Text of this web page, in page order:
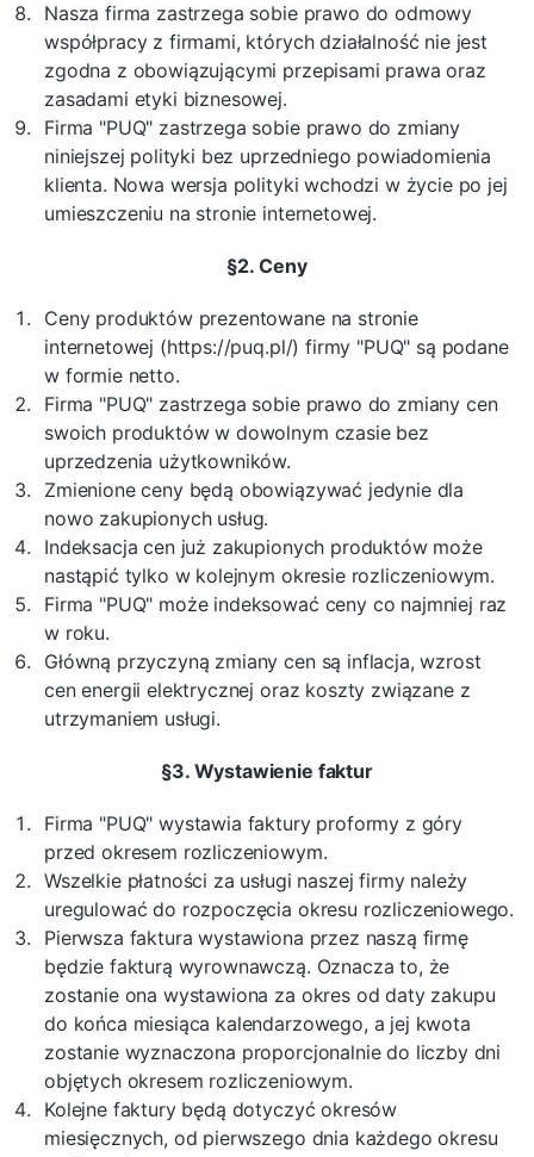
Nasza firma zastrzega sobie prawo do odmowy
współpracy z firmami, których działalność nie jest
zgodna z obowiązującymi przepisami prawa oraz
zasadami etyki biznesowej.
Firma "PUQ" zastrzega sobie prawo do zmiany
niniejszej polityki bez uprzedniego powiadomienia
klienta. Nowa wersja polityki wchodzi w życie po jej
umieszczeniu na stronie internetowej.
§2. Ceny
Ceny produktów prezentowane na stronie
internetowej (https://puq.pl/) firmy "PUQ" są podane
w formie netto.
Firma "PUQ" zastrzega sobie prawo do zmiany cen
swoich produktów w dowolnym czasie bez
uprzedzenia użytkowników.
Zmienione ceny będą obowiązywać jedynie dla
nowo zakupionych usług.
Indeksacja cen już zakupionych produktów może
nastąpić tylko w kolejnym okresie rozliczeniowym.
Firma "PUQ" może indeksować ceny co najmniej raz
w roku.
Główną przyczyną zmiany cen są inflacja, wzrost
cen energii elektrycznej oraz koszty związane z
utrzymaniem usługi.
§3. Wystawienie faktur
Firma "PUQ" wystawia faktury proformy z góry
przed okresem rozliczeniowym.
Wszelkie płatności za usługi naszej firmy należy
uregulować do rozpoczęcia okresu rozliczeniowego.
Pierwsza faktura wystawiona przez naszą firmę
będzie fakturą wyrownawczą. Oznacza to, że
zostanie ona wystawiona za okres od daty zakupu
do końca miesiąca kalendarzowego, a jej kwota
zostanie wyznaczona proporcjonalnie do liczby dni
objętych okresem rozliczeniowym.
Kolejne faktury będą dotyczyć okresów
miesięcznych, od pierwszego dnia każdego okresu